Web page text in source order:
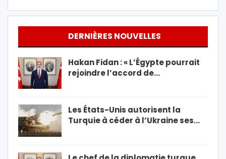
DERNIÈRES NOUVELLES
Hakan Fidan : « L’Égypte pourrait
rejoindre l’accord de…
Les États-Unis autorisent la
Turquie à céder à l’Ukraine ses…